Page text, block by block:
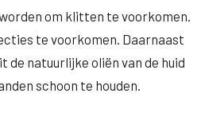
om klitten te voorkomen.
te voorkomen. Daarnaast
natuurlijke oliën van de huid
schoon te houden.